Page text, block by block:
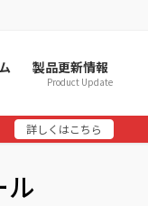
製品更新情報
Product Update
詳しくはこちら
ル